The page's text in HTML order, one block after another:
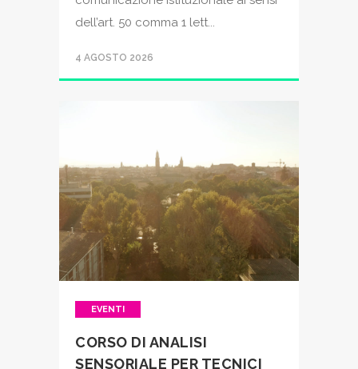
dell’art. 50 comma 1 lett...
4 AGOSTO 2026
EVENTI
CORSO DI ANALISI
SENSORIALE PER TECNICI